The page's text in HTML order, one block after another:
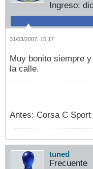
Ingreso:
31/03/2007, 15:17
Muy bonito siempre
la calle.
Antes: Corsa C
tuned
Frecuente